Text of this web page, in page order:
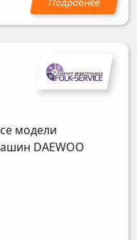
модели
DAEWOO